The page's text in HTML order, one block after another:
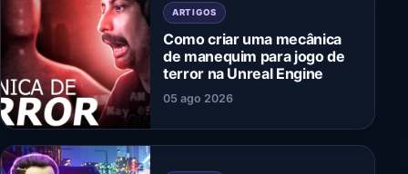
ARTIGOS
Como criar uma mecânica
de manequim para jogo de
terror na Unreal Engine
05 ago 2026